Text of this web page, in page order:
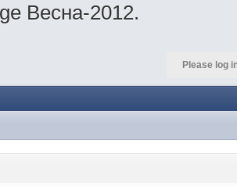
Весна-2012.
Please log